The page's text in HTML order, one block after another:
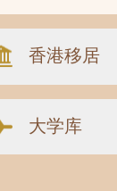
香港移居
大学库